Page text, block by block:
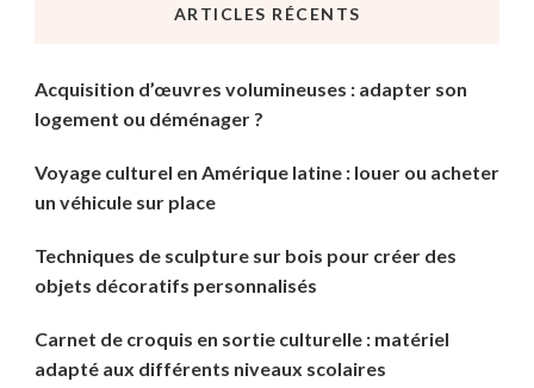
ARTICLES RÉCENTS
Acquisition d’œuvres volumineuses : adapter son
logement ou déménager ?
Voyage culturel en Amérique latine : louer ou acheter
un véhicule sur place
Techniques de sculpture sur bois pour créer des
objets décoratifs personnalisés
Carnet de croquis en sortie culturelle : matériel
adapté aux différents niveaux scolaires